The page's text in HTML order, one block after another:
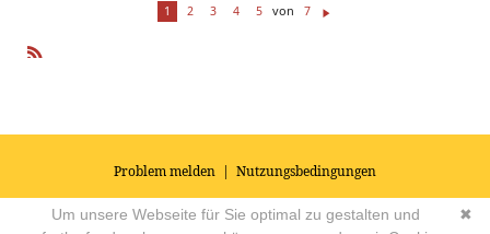
1 2 3 4 5 von 7
Problem melden
Nutzungsbedingungen
© 2026
Impressum | Datenschutz AGB's
| Yoga Vidya Community -
Forum für Yoga, Meditation und Ayurveda
Powered by
✖
Um unsere Webseite für Sie optimal zu gestalten und